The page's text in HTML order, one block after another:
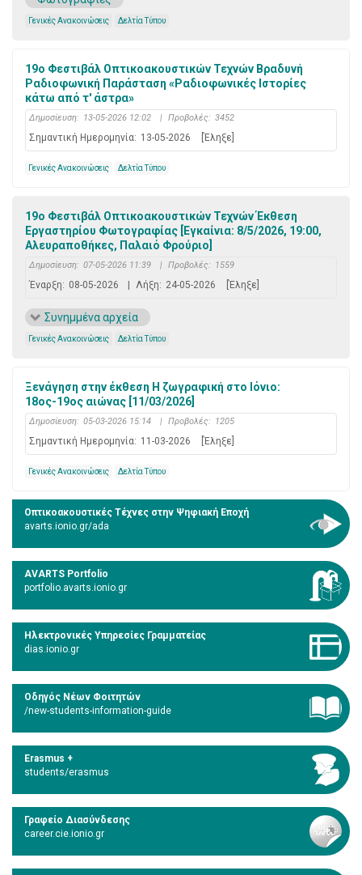
Γενικές Ανακοινώσεις Δελτία Τύπου
19ο Φεστιβάλ Οπτικοακουστικών Τεχνών Bραδυνή
Ραδιοφωνική Παράσταση «Ραδιοφωνικές Ιστορίες
κάτω από τ' άστρα»
Δημοσίευση: 13-05-2026 12:02 | Προβολές: 3452
Σημαντική Ημερομηνία: 13-05-2026 [Έληξε]
Γενικές Ανακοινώσεις Δελτία Τύπου
19ο Φεστιβάλ Οπτικοακουστικών Τεχνών Έκθεση
Εργαστηρίου Φωτογραφίας [Εγκαίνια: 8/5/2026, 19:00,
Αλευραποθήκες, Παλαιό Φρούριο]
Δημοσίευση: 07-05-2026 11:39 | Προβολές: 1559
Έναρξη: 08-05-2026 Λήξη: 24-05-2026 [Έληξε]
Συνημμένα αρχεία
Γενικές Ανακοινώσεις Δελτία Τύπου
Ξενάγηση στην έκθεση Η ζωγραφική στο Ιόνιο:
18ος-19ος αιώνας [11/03/2026]
Δημοσίευση: 05-03-2026 15:14 | Προβολές: 1205
Σημαντική Ημερομηνία: 11-03-2026 [Έληξε]
Γενικές Ανακοινώσεις Δελτία Τύπου
Οπτικοακουστικές Τέχνες στην Ψηφιακή Εποχή
avarts.ionio.gr/ada
AVARTS Portfolio
portfolio.avarts.ionio.gr
Ηλεκτρονικές Υπηρεσίες Γραμματείας
dias.ionio.gr
Οδηγός Νέων Φοιτητών
/new-students-information-guide
Erasmus +
students/erasmus
Γραφείο Διασύνδεσης
career.cie.ionio.gr